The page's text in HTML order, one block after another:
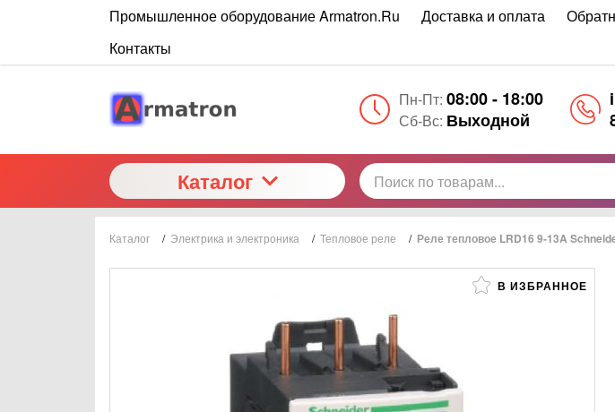
Промышленное оборудование Armatron.Ru Доставка и оплата
Контакты
Пн-Пт: 08:00 - 18:00
Сб-Вс: Выходной
Каталог
Каталог / Электрика и электроника / Тепловое реле / Реле тепловое LRD16 9-13A
В ИЗБРАННОЕ